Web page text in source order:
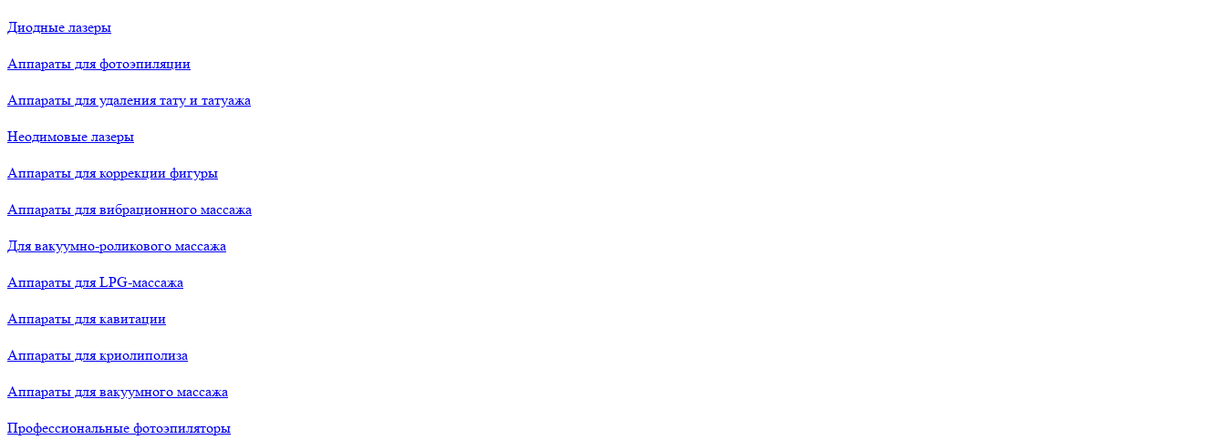
Диодные лазеры
Аппараты для фотоэпиляции
Аппараты для удаления тату и татуажа
Неодимовые лазеры
Аппараты для коррекции фигуры
Аппараты для вибрационного массажа
Для вакуумно-роликового массажа
Аппараты для LPG-массажа
Аппараты для кавитации
Аппараты для криолиполиза
Аппараты для вакуумного массажа
Профессиональные фотоэпиляторы